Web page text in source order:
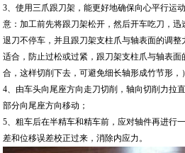
3、使用三爪跟刀架，能更好地确保向心平行运
意：加工前先将跟刀架松开，然后开车吃刀，
退刀不停车，并且跟刀架支柱爪与轴表面的调
适合，防止过松或过紧，跟刀架支柱爪与轴表
合，这样切削下去，可避免细长轴形成竹节形，
4、由车头向尾座方向走刀切削，轴向切削力拉
部分向尾座方向移动；
5、粗车后在半精车和精车前，应对轴件再进行
差和位移误差校正过来，消除内应力。